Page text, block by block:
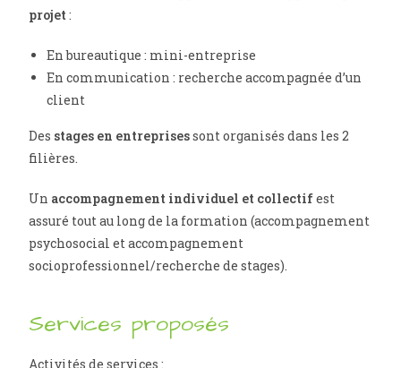
projet:
En bureautique : mini-entreprise
En communication : recherche accompagnée d’un
client
Des stages en entreprisessont organisés dans les 2
filières.
Un accompagnement individuel et collectifest
assuré tout au long de la formation (accompagnement
psychosocial et accompagnement
socioprofessionnel/recherche de stages).
Services proposés
Activités de services :